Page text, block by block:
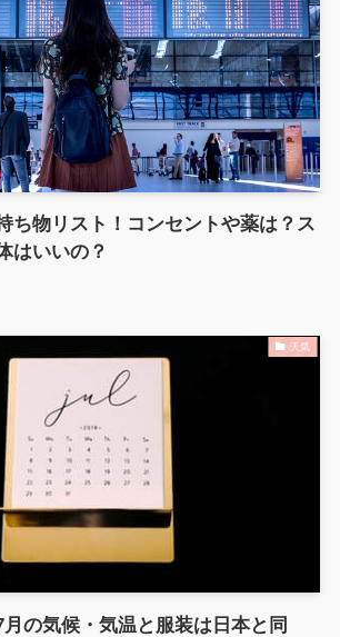
ち物リスト！コンセントや薬は？ス
はいいの？
天気
の気候・気温と服装は日本と同